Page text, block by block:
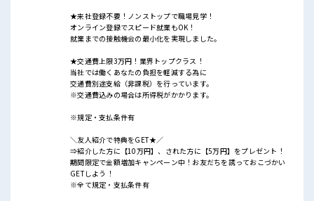
★来社登録不要！ノンストップで職場見学！
オンライン登録でスピード就業もOK！
就業までの接触機会の最小化を実現しました。
★交通費上限3万円！業界トップクラス！
当社では働くあなたの負担を軽減する為に
交通費別途支給（非課税）を行っています。
※交通費込みの場合は所得税がかかります。
※規定・支払条件有
＼友人紹介で特典をGET★／
⇒紹介した方に【10万円】、された方に【5万円】をプレゼント！
期間限定で金額増加キャンペーン中！お友だちを誘っておこづかい
GETしよう！
※全て規定・支払条件有